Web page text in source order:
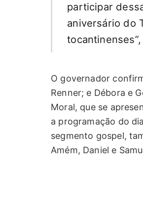
participar
aniversário do
O governador
Renner; e Débora e
Moral, que se
a programação do
segmento gospel,
Amém, Daniel e